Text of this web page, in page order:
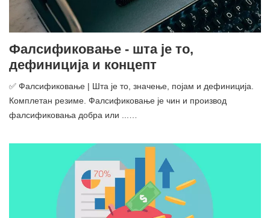
Фалсификовање - шта је то,
дефиниција и концепт
✅ Фалсификовање | Шта је то, значење, појам и дефиниција.
Комплетан резиме. Фалсификовање је чин и производ
фалсификовања добра или ...…